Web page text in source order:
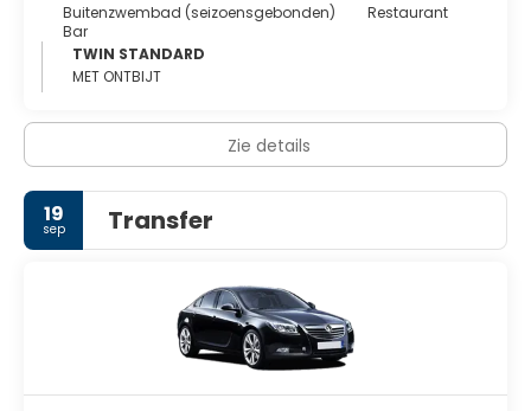
Buitenzwembad (seizoensgebonden)
Restaurant
Bar
TWIN STANDARD
MET ONTBIJT
Zie details
19
sep Transfer